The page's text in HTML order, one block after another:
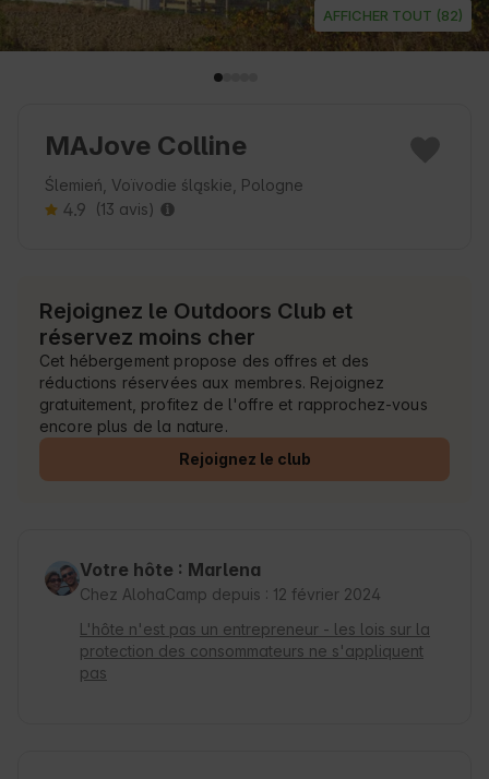
AFFICHER TOUT (82)
MAJove Colline
Ślemień, Voïvodie śląskie, Pologne
4.9 (13 avis)
Rejoignez le Outdoors Club et
réservez moins cher
Cet hébergement propose des offres et des
réductions réservées aux membres. Rejoignez
gratuitement, profitez de l'offre et rapprochez-vous
encore plus de la nature.
Rejoignez le club
Votre hôte : Marlena
Chez AlohaCamp depuis : 12 février 2024
L'hôte n'est pas un entrepreneur - les lois sur la
protection des consommateurs ne s'appliquent
pas